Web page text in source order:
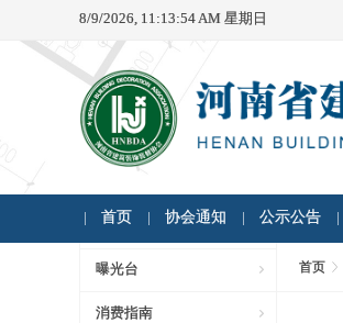
8/9/2026, 11:13:54 AM 星期日
首页 协会通知 公示公告
曝光台
消费指南
首页